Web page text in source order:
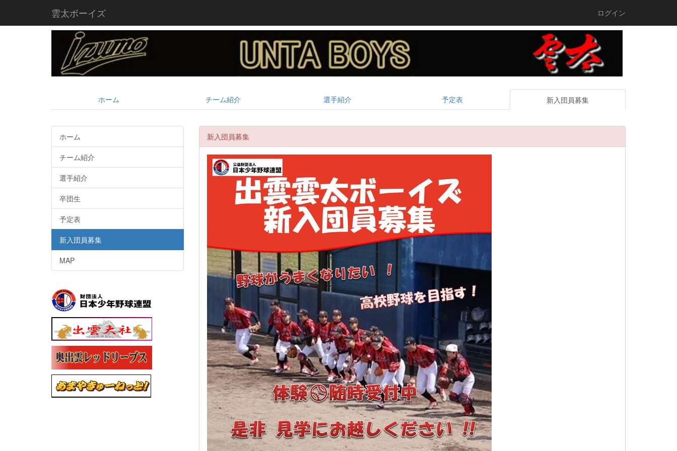
雲太ボーイズ ログイン
ホーム チーム紹介 選手紹介 予定表 新入団員募集
新入団員募集
ホーム
チーム紹介
選手紹介
卒団生
予定表
新入団員募集
MAP